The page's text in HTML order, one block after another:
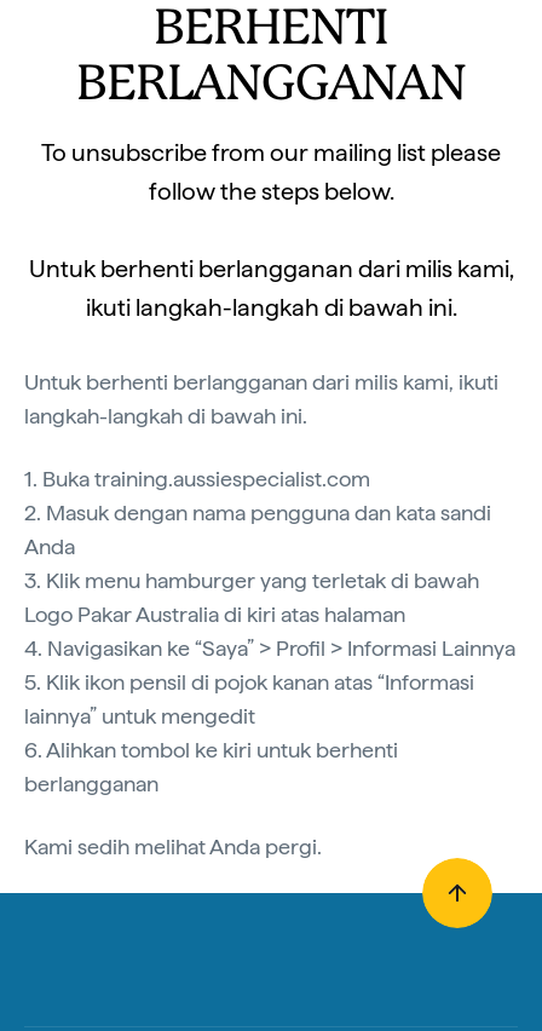
BERHENTI
BERLANGGANAN
To unsubscribe from our mailing list please
follow the steps below.
Untuk berhenti berlangganan dari milis kami,
ikuti langkah-langkah di bawah ini.
Untuk berhenti berlangganan dari milis kami, ikuti
langkah-langkah di bawah ini.
1. Buka training.aussiespecialist.com
2. Masuk dengan nama pengguna dan kata sandi
Anda
3. Klik menu hamburger yang terletak di bawah
Logo Pakar Australia di kiri atas halaman
4. Navigasikan ke “Saya” > Profil > Informasi Lainnya
5. Klik ikon pensil di pojok kanan atas “Informasi
lainnya” untuk mengedit
6. Alihkan tombol ke kiri untuk berhenti
berlangganan
Kami sedih melihat Anda pergi.